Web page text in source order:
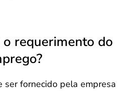
o requerimento do
ser fornecido pela empresa